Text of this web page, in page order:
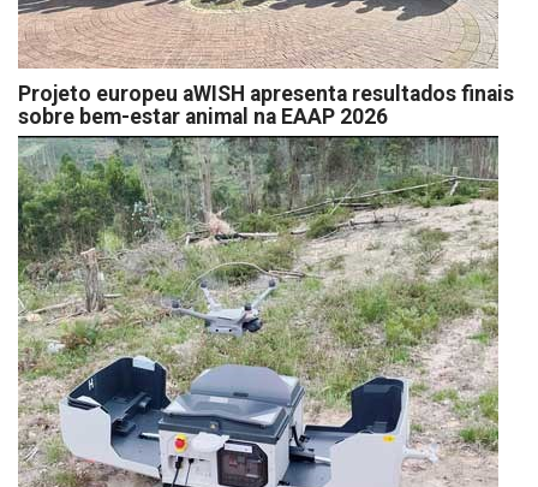
Projeto europeu aWISH apresenta resultados finais
sobre bem-estar animal na EAAP 2026